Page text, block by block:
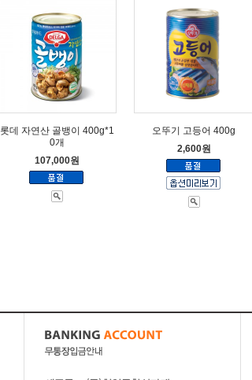
롯데 자연산 골뱅이 400g*1
0개
107,000원
오뚜기 고등어 400g
2,600원